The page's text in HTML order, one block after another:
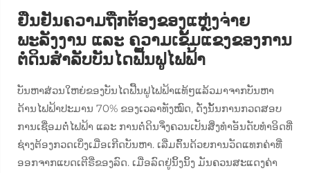
ຢືນຢັນຄວາມຖືກຕ້ອງຂອງແຫຼ່ງຈ່າຍ
ພະລັງງານ ແລະ ຄວາມເຂັ້ມແຂງຂອງການ
ຕໍ່ດິນສຳລັບບັນໄດຟື້ນຟູໄຟຟ້າ
ບັນຫາສ່ວນໃຫຍ່ຂອງບັນໄດຟື້ນຟູໄຟຟ້າແທ້ໆແລ້ວມາຈາກບັນຫາ
ດ້ານໄຟຟ້າປະມານ 70% ຂອງເວລາທັງໝົດ, ດັ່ງນັ້ນການກວດສອບ
ການເຊື່ອມຕໍ່ໄຟຟ້າ ແລະ ການຕໍ່ດິນຈຶ່ງຄວນເປັນສິ່ງທຳອັນດັບທຳອິດທີ່
ຊ່າງຕ້ອງກວດເບິ່ງເມື່ອເກີດບັນຫາ. ເລີ່ມຕົ້ນດ້ວຍການວັດແທກຄ່າທີ່
ອອກຈາກແບດເຕີຣີ່ຂອງລົດ. ເມື່ອລົດຢູ່ນິ້ງນິ້ງ ມັນຄວນສະແດງຄ່າ